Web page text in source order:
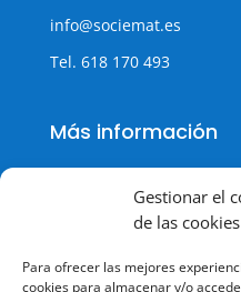
Gestionar el
de las cookies
Para ofrecer las mejores
cookies para almacenar y/o
info@sociemat.es
Tel. 618 170 493
Más información
Política de Privacidad